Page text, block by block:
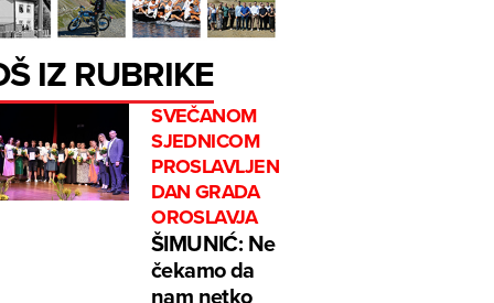
IZ RUBRIKE
SVEČANOM
SJEDNICOM
PROSLAVLJEN
DAN GRADA
OROSLAVJA
ŠIMUNIĆ: Ne
čekamo da
nam netko